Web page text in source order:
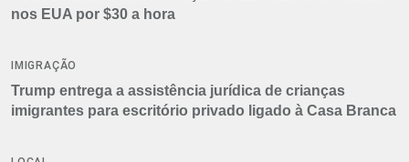
nos EUA por $30 a hora
IMIGRAÇÃO
Trump entrega a assistência jurídica de crianças
imigrantes para escritório privado ligado à Casa Branca